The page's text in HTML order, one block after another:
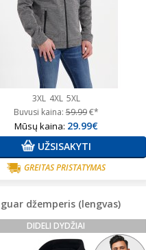
3XL 4XL 5XL
Buvusi kaina:59.99€*
Mūsų kaina: 29.99€
UŽSISAKYTI
GREITAS PRISTATYMAS
džemperis (lengvas)
DIDELI DYDŽIAI